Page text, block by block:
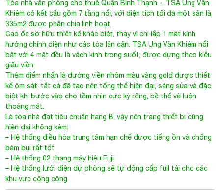
biệt khi bước vào cho tầm nhìn cực kỳ rộng, bề thế và luôn
thoáng mát.
Là tòa nhà đạt tiêu chuẩn hạng B, vậy nên trang thiết bị cũng
hiện đại không kém:
– Hệ thống điều hòa trung tâm hạn chế được tiếng ồn và chống
bám bụi rất tốt
– Hệ thống 02 thang máy hiệu Fuji
– Hệ thống lưới điện dự phòng sẽ tự động cấp full tải cho các
khu vực công cộng
C. Giá thuê
Giá: 13$ /m2
Phí xe máy: 7$
Phí quản lý: 2$ /m2
Phí ô tô: 100$
Phí ngoài giờ: Thỏa thuận